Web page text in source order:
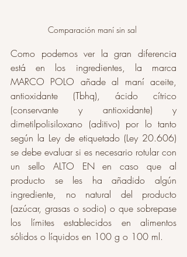
Comparación maní sin sal
Como podemos ver la gran diferencia
está en los ingredientes, la marca
MARCO POLO añade al maní aceite,
antioxidante (Tbhq), ácido cítrico
(conservante y antioxidante) y
dimetilpolisiloxano (aditivo) por lo tanto
según la Ley de etiquetado (Ley 20.606)
se debe evaluar si es necesario rotular con
un sello ALTO EN en caso que al
producto se les ha añadido algún
ingrediente, no natural del producto
(azúcar, grasas o sodio) o que sobrepase
los límites establecidos en alimentos
sólidos o líquidos en 100 g o 100 ml.